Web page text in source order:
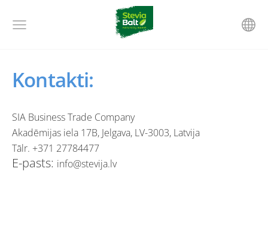
Kontakti:
SIA Business Trade Company
Akadēmijas iela 17B, Jelgava, LV-3003, Latvija
Tālr. +371 27784477
E-pasts: info@stevija.lv